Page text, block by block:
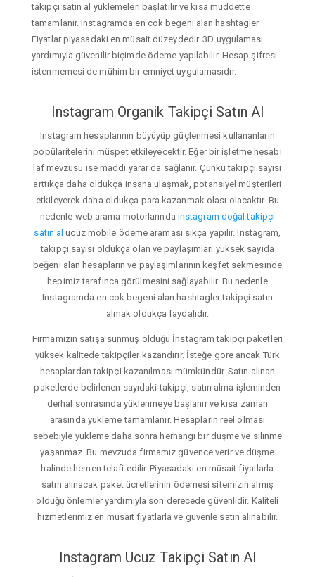
takipçi satın al yüklemeleri başlatılır ve kısa müddette
tamamlanır. Instagramda en cok begeni alan hashtagler
Fiyatlar piyasadaki en müsait düzeydedir. 3D uygulaması
yardımıyla güvenilir biçimde ödeme yapılabilir. Hesap şifresi
istenmemesi de mühim bir emniyet uygulamasıdır.
Instagram Organik Takipçi Satın Al
Instagram hesaplarının büyüyüp güçlenmesi kullananların
popülaritelerini müspet etkileyecektir. Eğer bir işletme hesabı
laf mevzusu ise maddi yarar da sağlanır. Çünkü takipçi sayısı
arttıkça daha oldukça insana ulaşmak, potansiyel müşterileri
etkileyerek daha oldukça para kazanmak olası olacaktır. Bu
nedenle web arama motorlarında instagram doğal takipçi
satın al ucuz mobile ödeme araması sıkça yapılır. Instagram,
takipçi sayısı oldukça olan ve paylaşımları yüksek sayıda
beğeni alan hesapların ve paylaşımlarının keşfet sekmesinde
hepimiz tarafınca görülmesini sağlayabilir. Bu nedenle
Instagramda en cok begeni alan hashtagler takipçi satın
almak oldukça faydalıdır.
Firmamızın satışa sunmuş olduğu İnstagram takipçi paketleri
yüksek kalitede takipçiler kazandırır. İsteğe gore ancak Türk
hesaplardan takipçi kazanılması mümkündür. Satın alınan
paketlerde belirlenen sayıdaki takipçi, satın alma işleminden
derhal sonrasında yüklenmeye başlanır ve kısa zaman
arasında yükleme tamamlanır. Hesapların reel olması
sebebiyle yükleme daha sonra herhangi bir düşme ve silinme
yaşanmaz. Bu mevzuda firmamız güvence verir ve düşme
halinde hemen telafi edilir. Piyasadaki en müsait fiyatlarla
satın alınacak paket ücretlerinin ödemesi sitemizin almış
olduğu önlemler yardımıyla son derecede güvenlidir. Kaliteli
hizmetlerimiz en müsait fiyatlarla ve güvenle satın alınabilir.
Instagram Ucuz Takipçi Satın Al